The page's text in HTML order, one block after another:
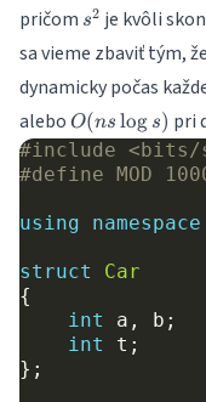
pričom s^2
s2 je kvôli
sa vieme zbaviť tým,
dynamicky počas
alebo O(ns\log
s)
O(ns log s) pri
#include <bits/
#define MOD
using namespace
struct
Car
{
int
a , b ;
int
t ;
};